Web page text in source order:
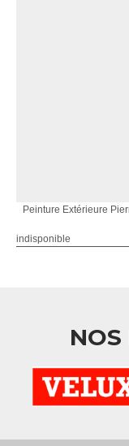
Peinture Extérieure
indisponible
NOS